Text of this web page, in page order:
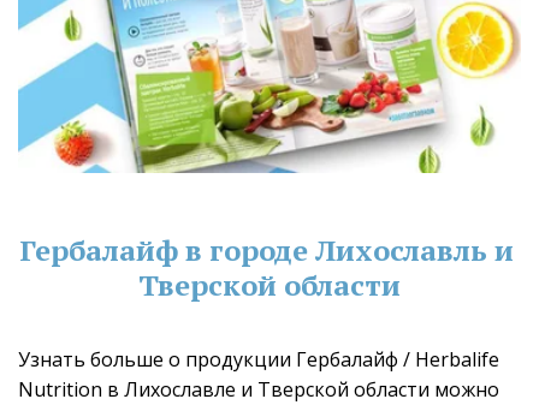
Гербалайф в городе Лихославль и
Тверской области
Узнать больше о продукции Гербалайф / Herbalife
Nutrition в Лихославле и Тверской области можно